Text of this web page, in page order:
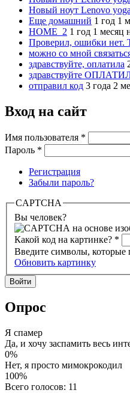
Новый ноут Lenovo
Еще домашний 1 год 1
HOME_2 1 год 1 месяц
Проверил, ошибки нет.
можно со мной
здравствуйте, оплатила
здравствуйте
отправил код 3 года 2
Вход на сайт
Имя пользователя *
Пароль *
Регистрация
Забыли пароль?
CAPTCHA
Вы человек?
Какой код на картинке? *
Введите символы, которые
Обновить картинку
Опрос
Я спамер
Да, и хочу заспамить весь
0%
Нет, я просто мимокрокодил
100%
Всего голосов: 11